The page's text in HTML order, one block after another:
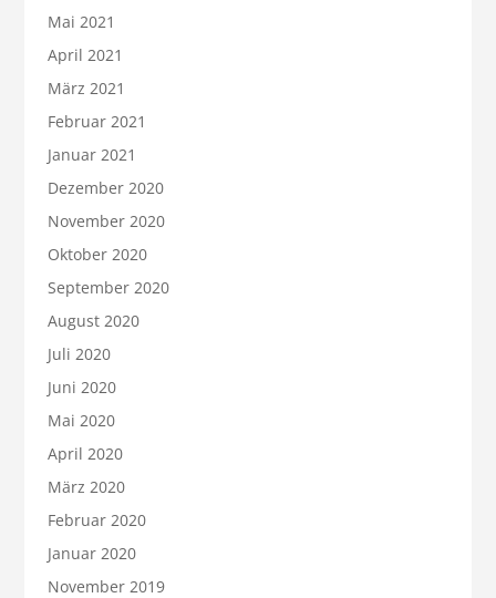
Mai 2021
April 2021
März 2021
Februar 2021
Januar 2021
Dezember 2020
November 2020
Oktober 2020
September 2020
August 2020
Juli 2020
Juni 2020
Mai 2020
April 2020
März 2020
Februar 2020
Januar 2020
November 2019